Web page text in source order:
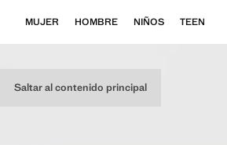
Saltar al contenido principal
MUJER HOMBRE NIÑOS TEEN